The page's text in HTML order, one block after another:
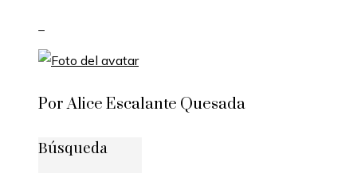
Por Alice Escalante Quesada
Búsqueda